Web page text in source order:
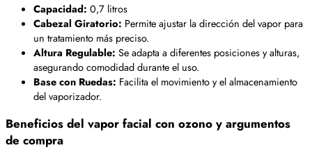
Capacidad: 0,7 litros
Cabezal Giratorio: Permite ajustar la dirección del vapor para
un tratamiento más preciso.
Altura Regulable: Se adapta a diferentes posiciones y alturas,
asegurando comodidad durante el uso.
Base con Ruedas: Facilita el movimiento y el almacenamiento
del vaporizador.
Beneficios del vapor facial con ozono y argumentos
de compra